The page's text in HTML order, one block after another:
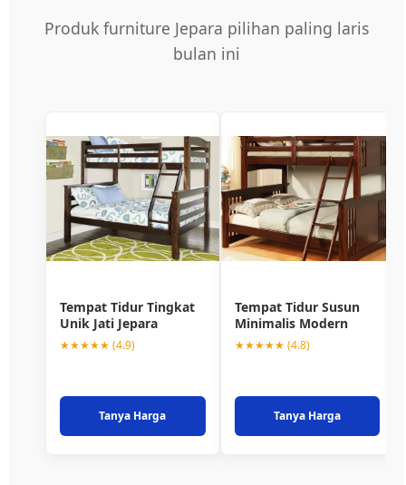
Produk furniture Jepara pilihan paling laris
bulan ini
Tempat Tidur Tingkat
Unik Jati Jepara
★★★★★ (4.9)
Tanya Harga
Tempat Tidur Susun
Minimalis Modern
★★★★★ (4.8)
Tanya Harga